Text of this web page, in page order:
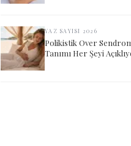
YAZ SAYISI 2026
Polikistik Over
Tanımı Her Şeyi